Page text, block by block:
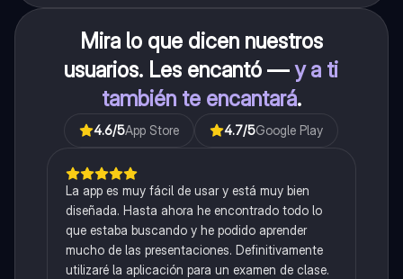
Mira lo que dicen nuestros
usuarios. Les encantó —y a ti
también te encantará.
4.6/5App Store 4.7/5Google Play
La app es muy fácil de usar y está muy bien
diseñada. Hasta ahora he encontrado todo lo
que estaba buscando y he podido aprender
mucho de las presentaciones. Definitivamente
utilizaré la aplicación para un examen de clase.